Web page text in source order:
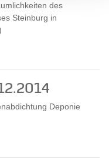
des
Steinburg in
Deponie